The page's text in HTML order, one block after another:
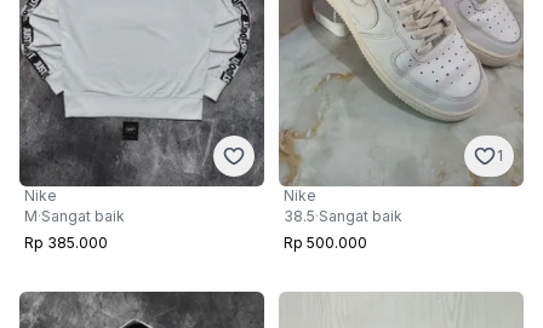
Nike
M·Sangat baik
Rp 385.000
1
Nike
38.5·Sangat baik
Rp 500.000